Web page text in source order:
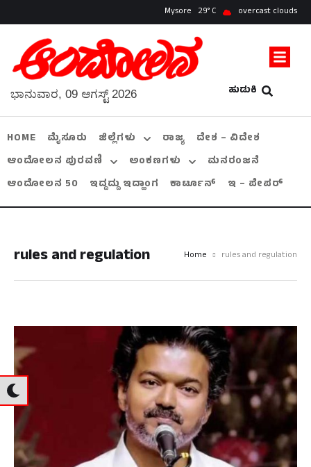
Mysore 29 overcast clouds
ಹುಡುಕಿ
ಭಾನುವಾರ, 09 ಆಗಸ್ಟ್ 2026
HOME ಮೈಸೂರು ಜಿಲ್ಲೆಗಳು ರಾಜ್ಯ
ದೇಶ – ವಿದೇಶ
ಆಂದೋಲನ ಪುರವಣಿ
ಅಂಕಣಗಳು
ಮನರಂಜನೆ
ಆಂದೋಲನ 50
ಇದ್ದದ್ದು ಇದ್ಹಾಂಗ ಕಾರ್ಟೂನ್ ಇ – ಪೇಪರ್
rules and regulation Home rules and regulation